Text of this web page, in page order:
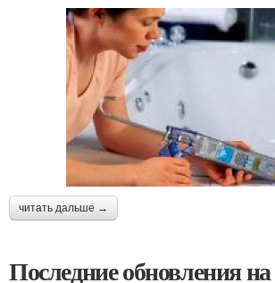
читать дальше →
Последние обновления на